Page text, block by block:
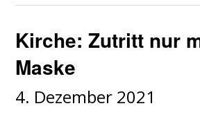
Kirche: Zutritt nur
Maske
4. Dezember 2021